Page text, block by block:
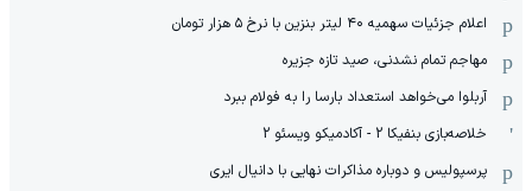
اعلام جزئیات سهمیه ۴۰ لیتر بنزین با نرخ ۵ هزار تومان
مهاجم تمام نشدنی، صید تازه جزیره
آربلوا می‌خواهد استعداد بارسا را به فولام ببرد
خلاصه‌بازی بنفیکا 2 - آکادمیکو ویسئو 2
پرسپولیس و دوباره مذاکرات نهایی با دانیال ایری